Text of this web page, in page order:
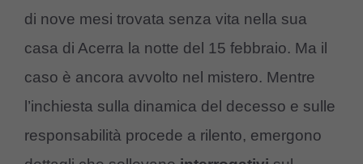
di nove mesi trovata senza vita nella sua
casa di Acerra la notte del 15 febbraio. Ma il
caso è ancora avvolto nel mistero. Mentre
l’inchiesta sulla dinamica del decesso e sulle
responsabilità procede a rilento, emergono